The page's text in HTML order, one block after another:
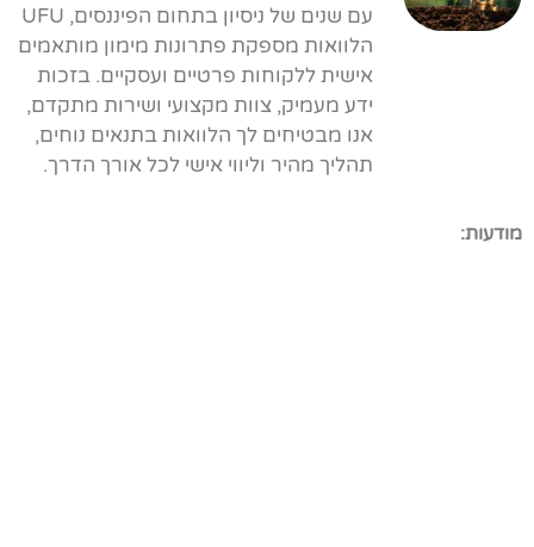
עם שנים של ניסיון בתחום הפיננסים, UFU
הלוואות מספקת פתרונות מימון מותאמים
אישית ללקוחות פרטיים ועסקיים. בזכות
ידע מעמיק, צוות מקצועי ושירות מתקדם,
אנו מבטיחים לך הלוואות בתנאים נוחים,
תהליך מהיר וליווי אישי לכל אורך הדרך.
מודעות: